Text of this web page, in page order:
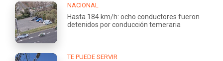
NACIONAL
Hasta 184 km/h: ocho conductores fueron
detenidos por conducción temeraria
TE PUEDE SERVIR